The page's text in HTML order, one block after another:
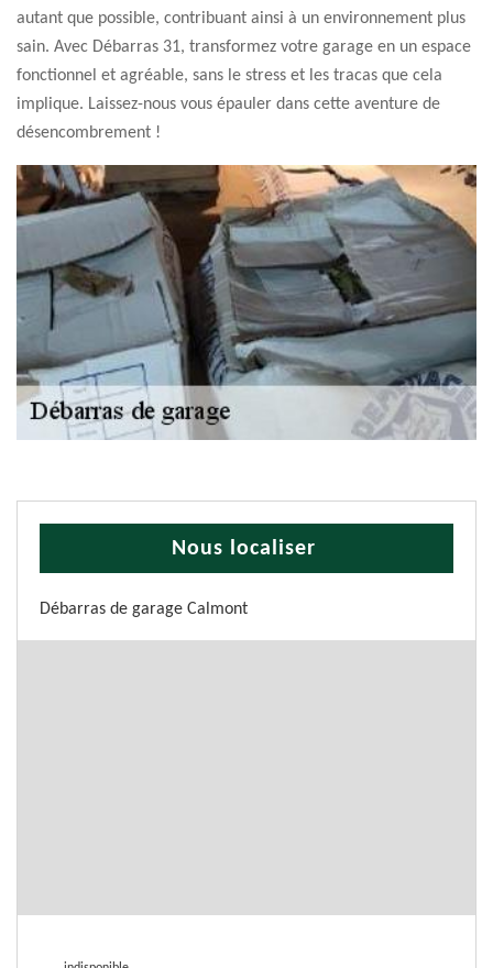
autant que possible, contribuant ainsi à un environnement plus
sain. Avec Débarras 31, transformez votre garage en un espace
fonctionnel et agréable, sans le stress et les tracas que cela
implique. Laissez-nous vous épauler dans cette aventure de
désencombrement !
Nous localiser
Débarras de garage Calmont